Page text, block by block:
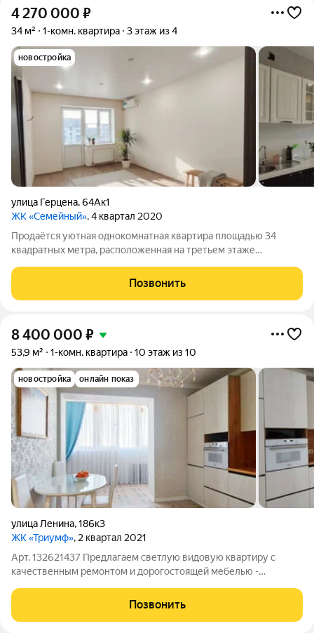
4 270 000 ₽
34 м² 1-комн. квартира 3 этаж из 4
новостройка
улица Герцена,64Ак1
ЖК «Семейный», 4 квартал 2020
Продаётся уютная однокомнатная квартира площадью 34
квадратных метра, расположенная на третьем этаже
микрорайоне Развилка города Горячий Ключ по адресу улица
Герцена, 64а к1. Жильё идеально
Позвонить
8 400 000 ₽
53,9 м² 1-комн. квартира 10 этаж из 10
новостройка онлайн показ
улица Ленина,186к3
ЖК «Триумф», 2 квартал 2021
Арт. 132621437 Предлагаем светлую видовую квартиру с
качественным ремонтом и дорогостоящей мебелью -
квартире: - Кухня на заказ с эргономичной планировкой; -
Полы из керамогранита + тёплый пол в
Позвонить